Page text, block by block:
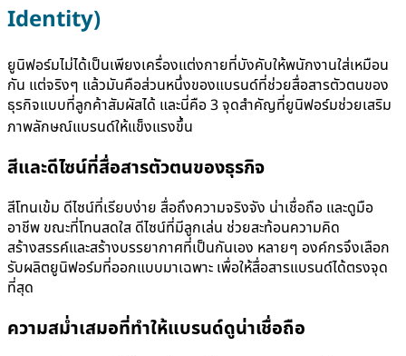
Identity)
ยูนิฟอร์มไม่ได้เป็นเพียงเครื่องแต่งกายที่บังคับให้พนักงานใส่เหมือน
กัน แต่จริงๆ แล้วมันคือส่วนหนึ่งของแบรนด์ที่ช่วยสื่อสารตัวตนของ
ธุรกิจแบบที่ลูกค้าสัมผัสได้ และนี่คือ 3 จุดสำคัญที่ยูนิฟอร์มช่วยเสริม
ภาพลักษณ์แบรนด์ให้แข็งแรงขึ้น
สีและดีไซน์ที่สื่อสารตัวตนของธุรกิจ
สีโทนเข้ม ดีไซน์ที่เรียบง่าย สื่อถึงความจริงจัง น่าเชื่อถือ และดูมือ
อาชีพ ขณะที่โทนสดใส ดีไซน์ที่มีลูกเล่น ช่วยสะท้อนความคิด
สร้างสรรค์และสร้างบรรยากาศที่เป็นกันเอง หลายๆ องค์กรจึงเลือก
รับผลิตยูนิฟอร์มที่ออกแบบมาเฉพาะ เพื่อให้สื่อสารแบรนด์ได้ตรงจุด
ที่สุด
ความสม่ำเสมอที่ทำให้แบรนด์ดูน่าเชื่อถือ